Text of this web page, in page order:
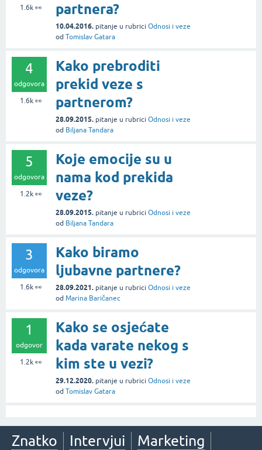
1.6k👀
partnera?
10.04.2016. pitanje u rubrici Odnosi i veze
od Tomislav Gatara
4
odgovora
1.6k👀
Kako prebroditi
prekid veze s
partnerom?
28.09.2015. pitanje u rubrici Odnosi i veze
od Biljana Tandara
5
odgovora
1.2k👀
Koje emocije su u
nama kod prekida
veze?
28.09.2015. pitanje u rubrici Odnosi i veze
od Biljana Tandara
3
odgovora
1.6k👀
Kako biramo
ljubavne partnere?
28.09.2021. pitanje u rubrici Odnosi i veze
od Marina Baričanec
1
odgovor
1.2k👀
Kako se osjećate
kada varate nekog s
kim ste u vezi?
29.12.2020. pitanje u rubrici Odnosi i veze
od Tomislav Gatara
Znatko Intervjui Marketing